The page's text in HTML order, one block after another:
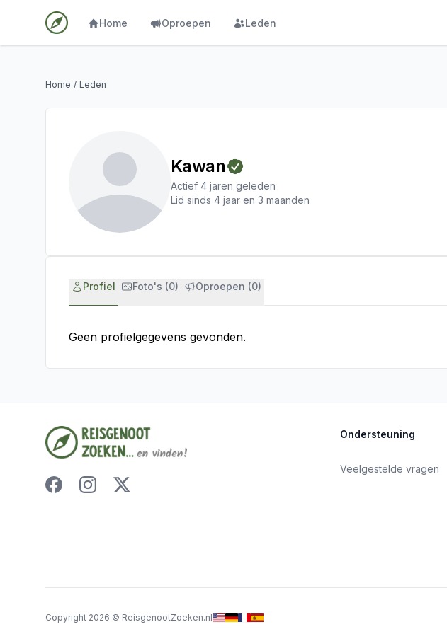
Home Oproepen Leden
Home / Leden
Kawan
Actief 4 jaren geleden
Lid sinds 4 jaar en 3 maanden
Profiel Foto's (0) Oproepen (0)
Geen profielgegevens gevonden.
Ondersteuning
Veelgestelde vragen
Copyright 2026 © ReisgenootZoeken.nl